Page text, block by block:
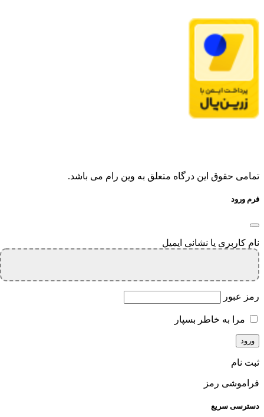
تمامی حقوق این درگاه متعلق به وین رام می باشد.
فرم ورود
نام کاربری یا نشانی ایمیل
رمز عبور
مرا به خاطر بسپار
ثبت نام
فراموشی رمز
دسترسی سریع